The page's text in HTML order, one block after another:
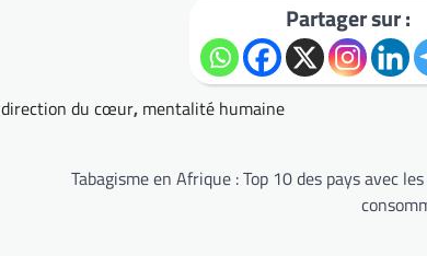
Partager sur :
direction du cœur, mentalité humaine
Tabagisme en Afrique : Top 10 des pays avec